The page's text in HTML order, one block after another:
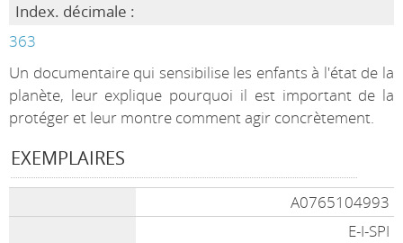
Index. décimale :
363
Un documentaire qui sensibilise les enfants à l'état de la
planète, leur explique pourquoi il est important de la
protéger et leur montre comment agir concrètement.
EXEMPLAIRES
A0765104993
E-I-SPI